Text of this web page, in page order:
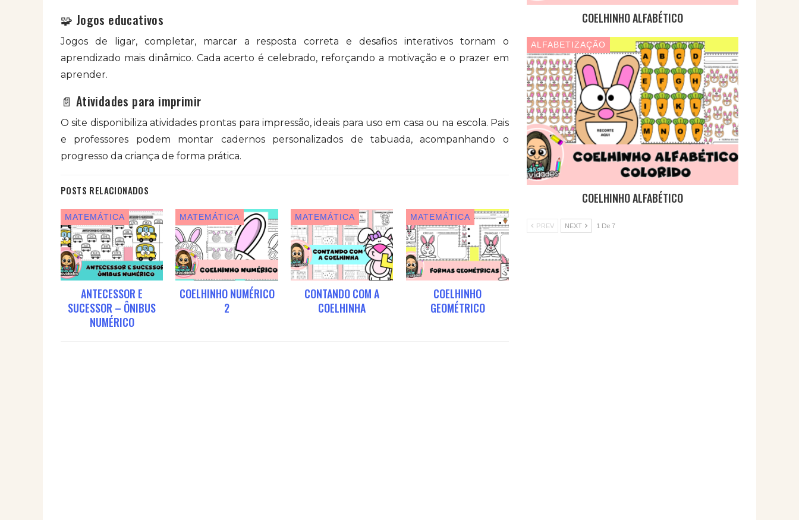
🧩 Jogos educativos
Jogos de ligar, completar, marcar a resposta correta e desafios interativos tornam o
aprendizado mais dinâmico. Cada acerto é celebrado, reforçando a motivação e o prazer em
aprender.
📄 Atividades para imprimir
O site disponibiliza atividades prontas para impressão, ideais para uso em casa ou na escola. Pais
e professores podem montar cadernos personalizados de tabuada, acompanhando o
progresso da criança de forma prática.
POSTS RELACIONADOS
MATEMÁTICA
ANTECESSOR E
SUCESSOR – ÔNIBUS
NUMÉRICO
MATEMÁTICA
COELHINHO NUMÉRICO
2
MATEMÁTICA
CONTANDO COM A
COELHINHA
MATEMÁTICA
COELHINHO
GEOMÉTRICO
COELHINHO ALFABÉTICO
ALFABETIZAÇÃO
COELHINHO ALFABÉTICO
PREV NEXT 1 De 7